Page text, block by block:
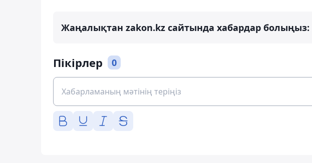
Жаңалықтан zakon.kz сайтында хабардар болыңыз:
Пікірлер 0